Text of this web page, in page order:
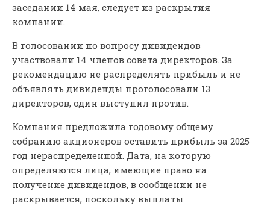
заседании 14 мая, следует из раскрытия
компании.
В голосовании по вопросу дивидендов
участвовали 14 членов совета директоров. За
рекомендацию не распределять прибыль и не
объявлять дивиденды проголосовали 13
директоров, один выступил против.
Компания предложила годовому общему
собранию акционеров оставить прибыль за 2025
год нераспределенной. Дата, на которую
определяются лица, имеющие право на
получение дивидендов, в сообщении не
раскрывается, поскольку выплаты